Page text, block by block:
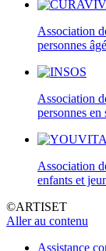
Association
personnes
Association
personnes
Association
enfants et
©ARTISET
Aller au contenu
Assistance